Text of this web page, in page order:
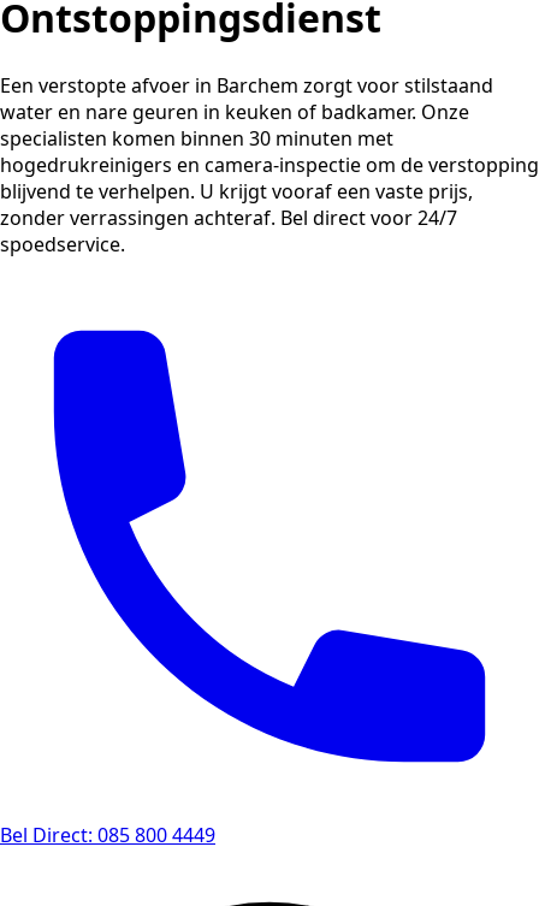
Ontstoppingsdienst
Een verstopte afvoer in Barchem zorgt voor stilstaand
water en nare geuren in keuken of badkamer. Onze
specialisten komen binnen 30 minuten met
hogedrukreinigers en camera-inspectie om de verstopping
blijvend te verhelpen. U krijgt vooraf een vaste prijs,
zonder verrassingen achteraf. Bel direct voor 24/7
spoedservice.
Bel Direct: 085 800 4449